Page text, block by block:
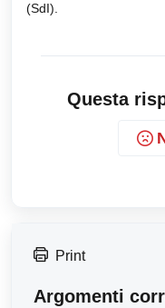
(SdI).
Questa
Print
Argomenti